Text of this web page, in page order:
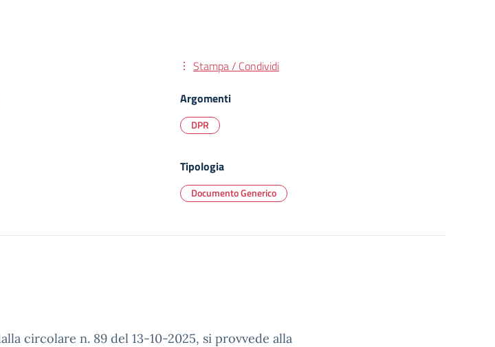
Stampa / Condividi
Argomenti
DPR
Tipologia
Documento Generico
circolare n. 89 del 13-10-2025, si provvede alla